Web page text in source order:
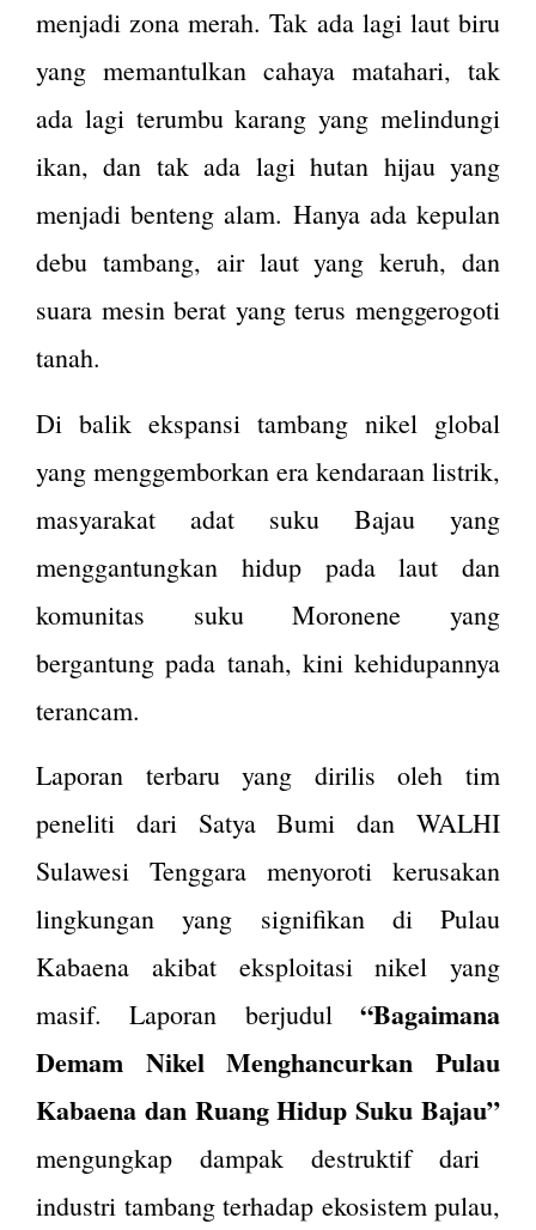
menjadi zona merah. Tak ada lagi laut biru
yang memantulkan cahaya matahari, tak
ada lagi terumbu karang yang melindungi
ikan, dan tak ada lagi hutan hijau yang
menjadi benteng alam. Hanya ada kepulan
debu tambang, air laut yang keruh, dan
suara mesin berat yang terus menggerogoti
tanah.
Di balik ekspansi tambang nikel global
yang menggemborkan era kendaraan listrik,
masyarakat adat suku Bajau yang
menggantungkan hidup pada laut dan
komunitas suku Moronene yang
bergantung pada tanah, kini kehidupannya
terancam.
Laporan terbaru yang dirilis oleh tim
peneliti dari Satya Bumi dan WALHI
Sulawesi Tenggara menyoroti kerusakan
lingkungan yang signifikan di Pulau
Kabaena akibat eksploitasi nikel yang
masif. Laporan berjudul “Bagaimana
Demam Nikel Menghancurkan Pulau
Kabaena dan Ruang Hidup Suku Bajau”
mengungkap dampak destruktif dari
industri tambang terhadap ekosistem pulau,